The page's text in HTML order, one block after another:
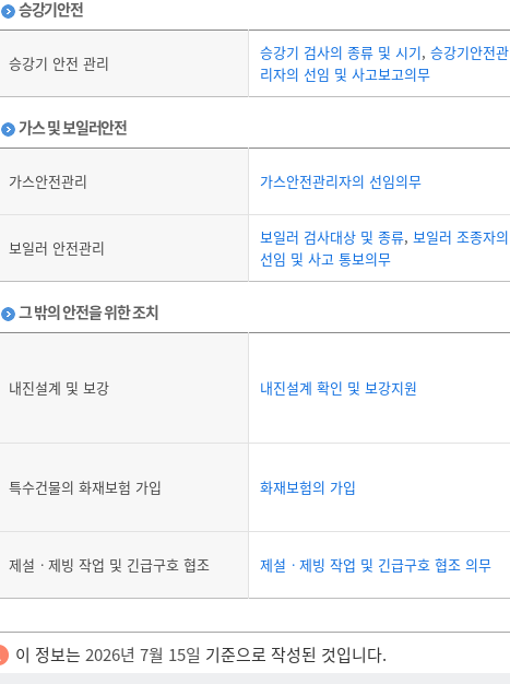
승강기안전
승강기 안전 관리
승강기 검사의 종류 및 시기, 승강기안전관
리자의 선임 및 사고보고의무
가스 및 보일러안전
가스안전관리 가스안전관리자의 선임의무
보일러 안전관리
보일러 검사대상 및 종류, 보일러 조종자의
선임 및 사고 통보의무
그 밖의 안전을 위한 조치
내진설계 및 보강 내진설계 확인 및 보강지원
특수건물의 화재보험 가입 화재보험의 가입
제설ㆍ제빙 작업 및 긴급구호 협조 제설ㆍ제빙 작업 및 긴급구호 협조 의무
이 정보는 2026년 7월 15일 기준으로 작성된 것입니다.